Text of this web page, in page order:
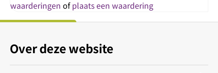
waarderingen ofplaats een waardering
Over deze website